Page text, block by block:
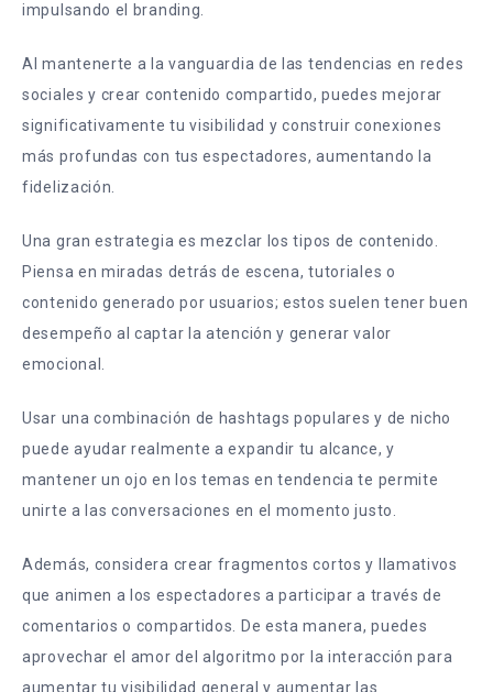
impulsando el branding.
Al mantenerte a la vanguardia de las tendencias en redes
sociales y crear contenido compartido, puedes mejorar
significativamente tu visibilidad y construir conexiones
más profundas con tus espectadores, aumentando la
fidelización.
Una gran estrategia es mezclar los tipos de contenido.
Piensa en miradas detrás de escena, tutoriales o
contenido generado por usuarios; estos suelen tener buen
desempeño al captar la atención y generar valor
emocional.
Usar una combinación de hashtags populares y de nicho
puede ayudar realmente a expandir tu alcance, y
mantener un ojo en los temas en tendencia te permite
unirte a las conversaciones en el momento justo.
Además, considera crear fragmentos cortos y llamativos
que animen a los espectadores a participar a través de
comentarios o compartidos. De esta manera, puedes
aprovechar el amor del algoritmo por la interacción para
aumentar tu visibilidad general y aumentar las